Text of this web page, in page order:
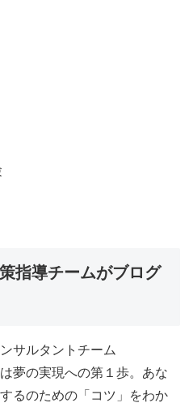
指導チームがブログ
サルタントチーム
夢の実現への第１歩。あな
るのための「コツ」をわか